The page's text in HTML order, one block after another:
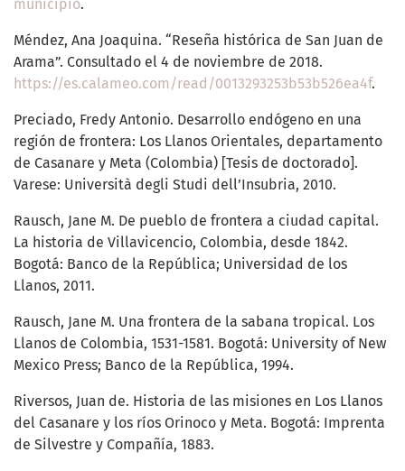
municipio.
Méndez, Ana Joaquina. “Reseña histórica de San Juan de
Arama”. Consultado el 4 de noviembre de 2018.
https://es.calameo.com/read/0013293253b53b526ea4f.
Preciado, Fredy Antonio. Desarrollo endógeno en una
región de frontera: Los Llanos Orientales, departamento
de Casanare y Meta (Colombia) [Tesis de doctorado].
Varese: Università degli Studi dell’Insubria, 2010.
Rausch, Jane M. De pueblo de frontera a ciudad capital.
La historia de Villavicencio, Colombia, desde 1842.
Bogotá: Banco de la República; Universidad de los
Llanos, 2011.
Rausch, Jane M. Una frontera de la sabana tropical. Los
Llanos de Colombia, 1531-1581. Bogotá: University of New
Mexico Press; Banco de la República, 1994.
Riversos, Juan de. Historia de las misiones en Los Llanos
del Casanare y los ríos Orinoco y Meta. Bogotá: Imprenta
de Silvestre y Compañía, 1883.